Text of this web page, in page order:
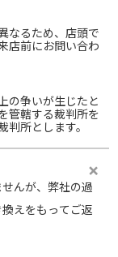
なるため、店頭で
店前にお問い合わ
の争いが生じたと
管轄する裁判所を
所とします。
んが、弊社の過
えをもってご返